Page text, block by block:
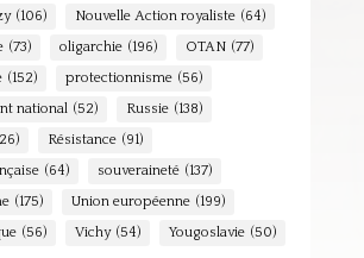
(106) Nouvelle Action royaliste (64)
(73) oligarchie (196) OTAN (77)
(152) protectionnisme (56)
national (52) Russie (138)
Résistance (91)
(64) souveraineté (137)
(175) Union européenne (199)
(56) Vichy (54) Yougoslavie (50)